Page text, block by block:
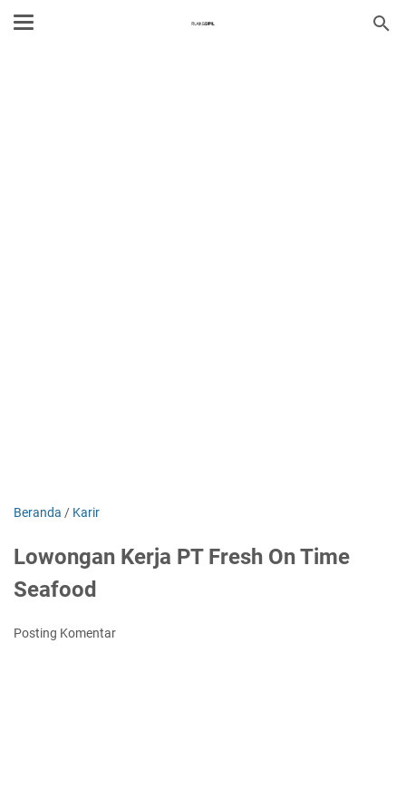
Beranda / Karir
Lowongan Kerja PT Fresh On Time
Seafood
Posting Komentar